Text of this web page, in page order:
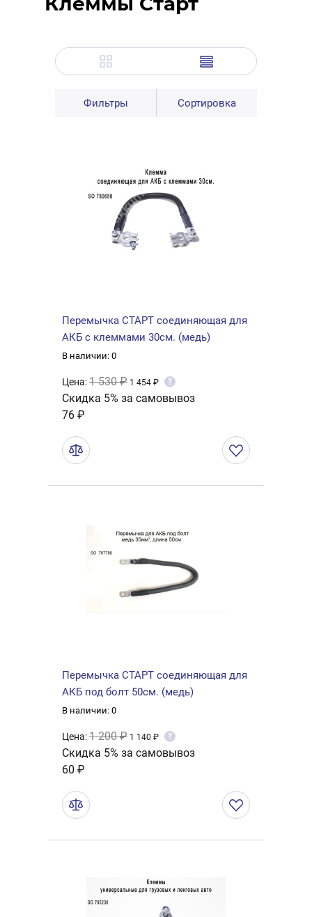
Фильтры Сортировка
Перемычка СТАРТ соединяющая для
АКБ с клеммами 30см. (медь)
В наличии: 0
Цена:1 530 ₽ 1 454 ₽ ?
Скидка 5% за самовывоз
76 ₽
Перемычка СТАРТ соединяющая для
АКБ под болт 50см. (медь)
В наличии: 0
Цена:1 200 ₽ 1 140 ₽ ?
Скидка 5% за самовывоз
60 ₽